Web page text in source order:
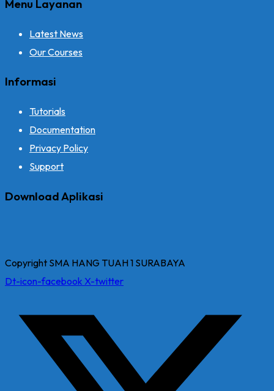
Menu Layanan
Latest News
Our Courses
Informasi
Tutorials
Documentation
Privacy Policy
Support
Download Aplikasi
Copyright SMA HANG TUAH 1 SURABAYA
Dt-icon-facebook X-twitter